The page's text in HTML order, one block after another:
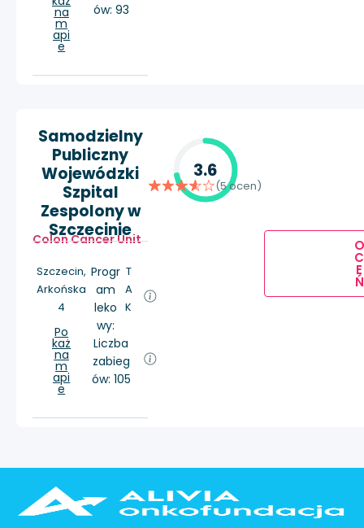
na
m
api
e
ów: 93
Samodzielny
Publiczny
Wojewódzki
Szpital
Zespolony w
Szczecinie
Colon Cancer Unit
Szczecin,
Arkońska
4
Po
każ
na
m
api
e
Progr
am
leko
wy:
T
A
K
Liczba
zabieg
ów: 105
3.6
(5 ocen)
O
C
E
Ń